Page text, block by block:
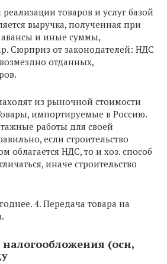
товаров и услуг базой
выручка, полученная при
авансы и иные суммы,
Сюрприз от законодателей: НДС
отданных,
из рыночной стоимости
импортируемые в Россию.
работы для своей
если строительство
облагается НДС, то и хоз. способ
иначе строительство
4. Передача товара на
(осн,